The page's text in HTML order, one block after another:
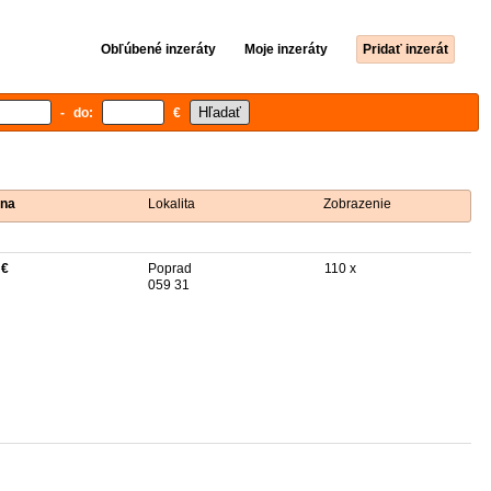
Obľúbené inzeráty Moje inzeráty Pridať inzerát
- do: €
Lokalita Zobrazenie
Poprad
059 31
110 x